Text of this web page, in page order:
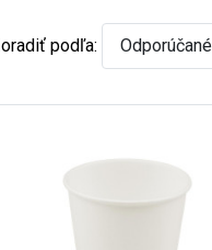
podľa: Odporúčané